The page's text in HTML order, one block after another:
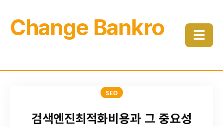
Change Bankro ☰
SEO
검색엔진최적화비용과 그 중요성